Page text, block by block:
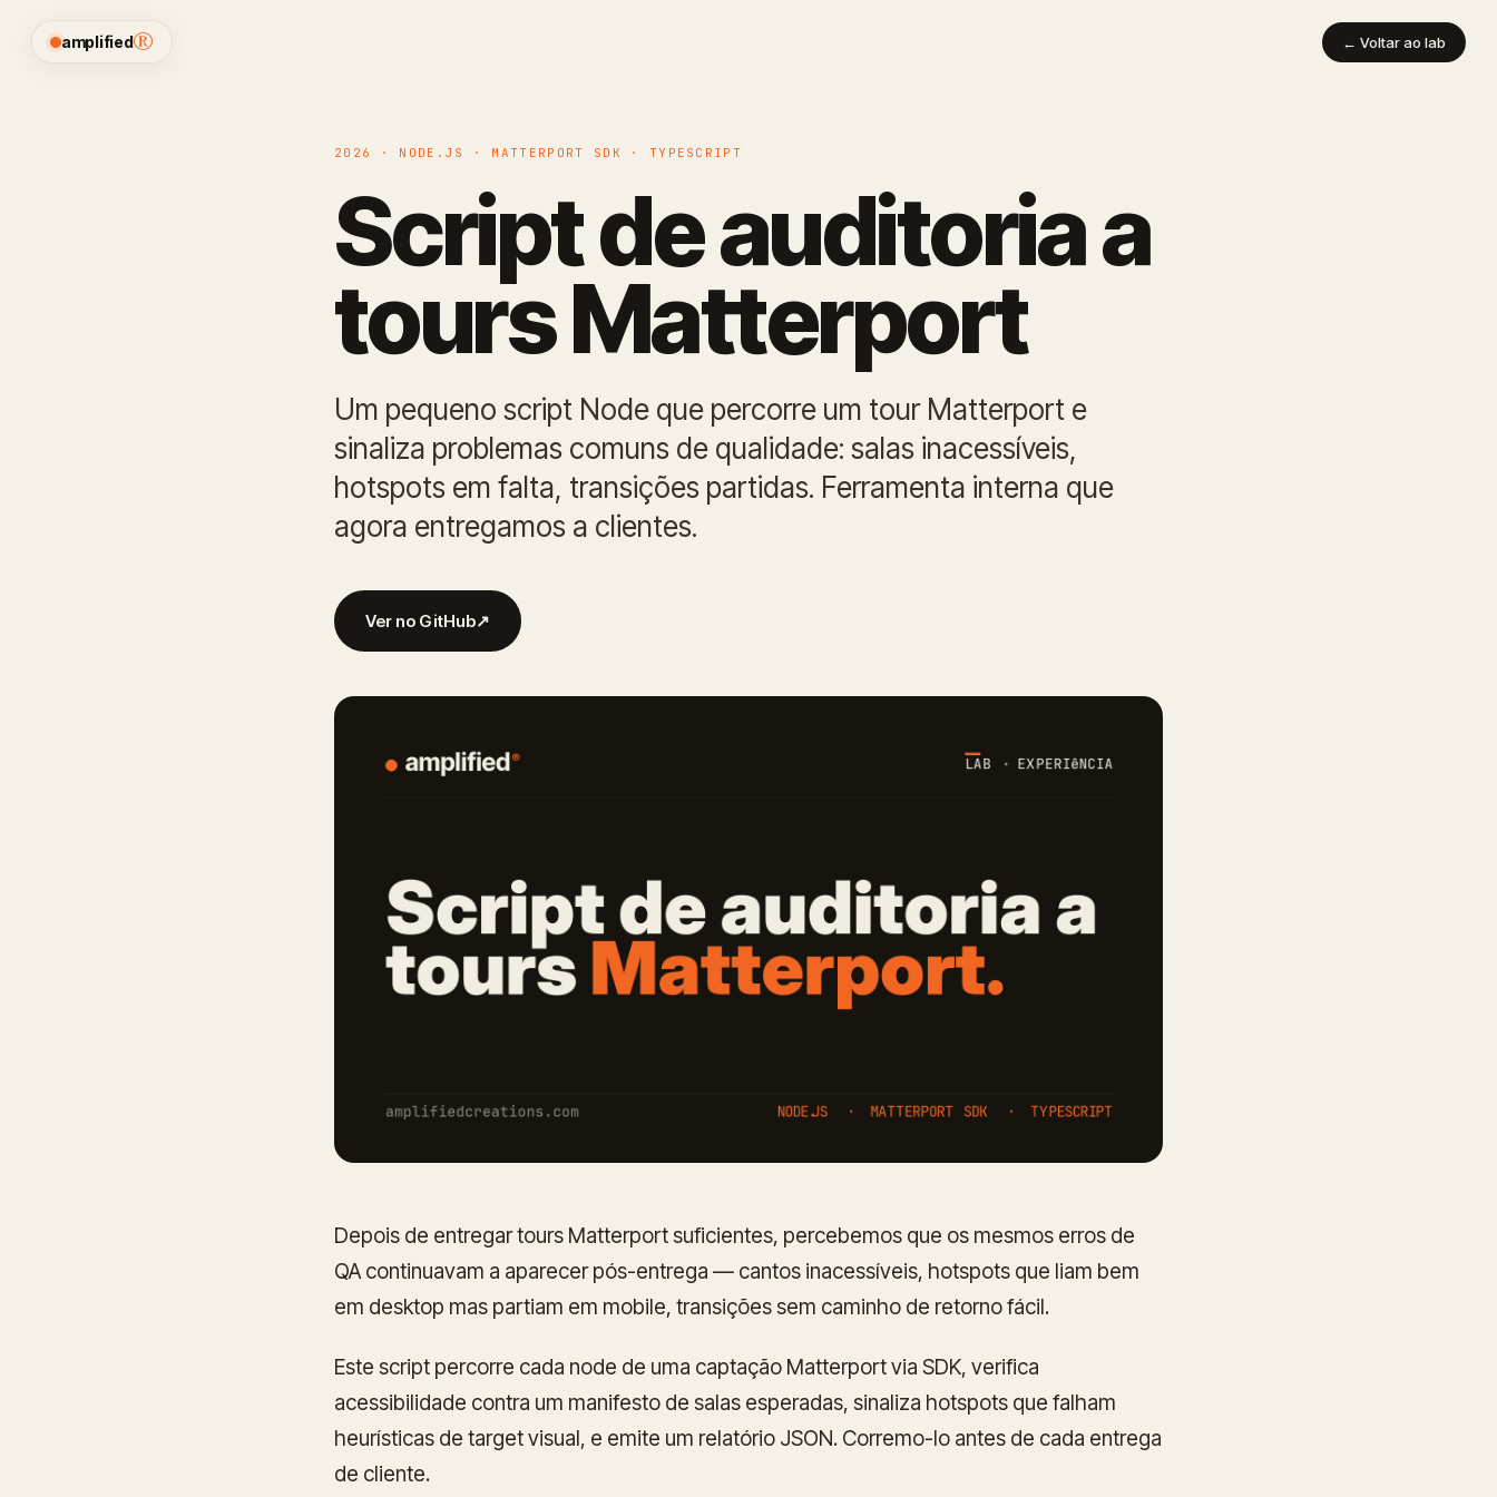
amplified® ← Voltar ao lab
2026 · NODE.JS · MATTERPORT SDK · TYPESCRIPT
Script de auditoria a
tours Matterport
Um pequeno script Node que percorre um tour Matterport e
sinaliza problemas comuns de qualidade: salas inacessíveis,
hotspots em falta, transições partidas. Ferramenta interna que
agora entregamos a clientes.
Ver no GitHub↗
Depois de entregar tours Matterport suficientes, percebemos que os mesmos erros de
QA continuavam a aparecer pós-entrega — cantos inacessíveis, hotspots que liam bem
em desktop mas partiam em mobile, transições sem caminho de retorno fácil.
Este script percorre cada node de uma captação Matterport via SDK, verifica
acessibilidade contra um manifesto de salas esperadas, sinaliza hotspots que falham
heurísticas de target visual, e emite um relatório JSON. Corremo-lo antes de cada entrega
de cliente.